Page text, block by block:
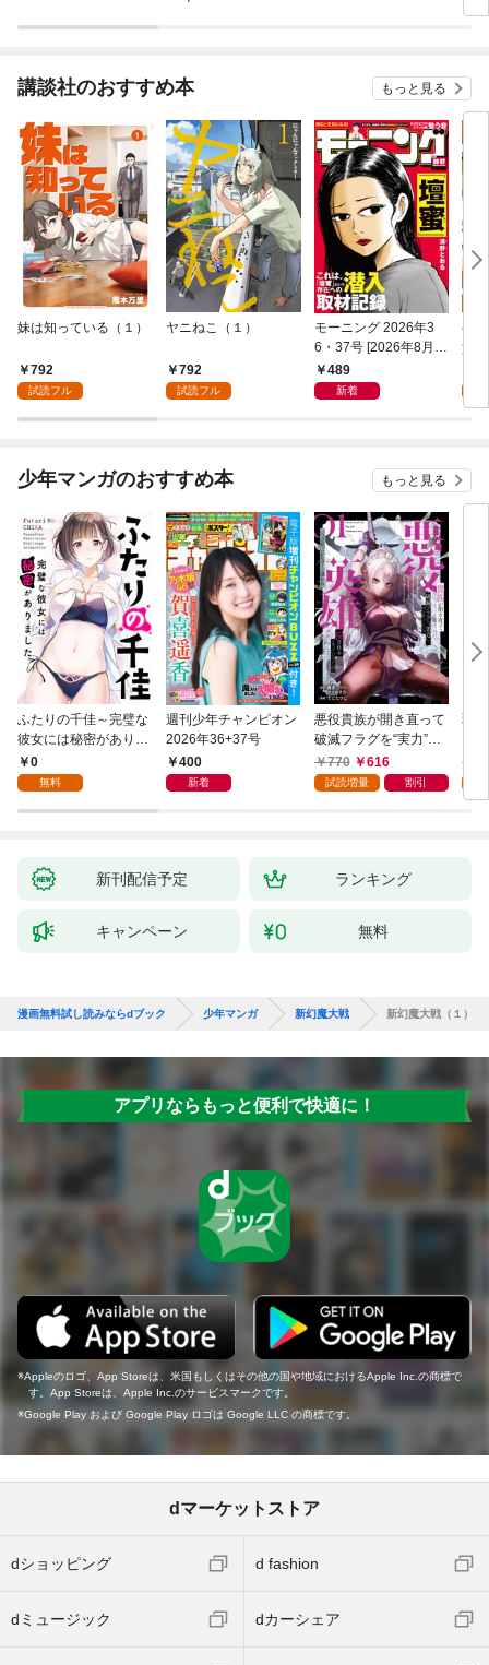
講談社のおすすめ本 もっと見る
妹は知っている（１）
792
試読フル
ヤニねこ（１）
792
試読フル
モーニング 2026年3
6・37号 [2026年8月6
日発売]
489
新着
ゲ
貴
を
し
少年マンガのおすすめ本 もっと見る
ふたりの千佳～完璧な
彼女には秘密がありま
した(1)
0
無料
週刊少年チャンピオン
2026年36+37号
400
新着
悪役貴族が開き直って
破滅フラグを“実力”で
叩き折っていたら、い
つの間にかヒロイン達
770 616
試読増量 割引
弱
新刊配信予定 ランキング
キャンペーン 無料
漫画無料試し読みならdブック 少年マンガ 新幻魔大戦 新幻魔大戦（１）
アプリならもっと便利で快適に！
Appleのロゴ、App Storeは、米国もしくはその他の国や地域におけるApple Inc.の商標で
す。App Storeは、Apple Inc.のサービスマークです。
Google Play および Google Play ロゴは Google LLC の商標です。
dマーケットストア
dショッピング d fashion
dミュージック dカーシェア